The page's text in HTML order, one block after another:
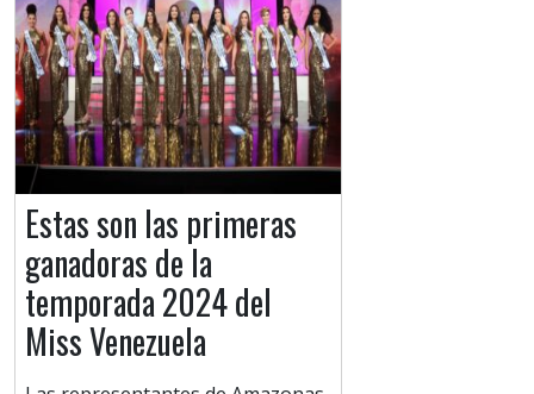
Estas son las primeras
ganadoras de la
temporada 2024 del
Miss Venezuela